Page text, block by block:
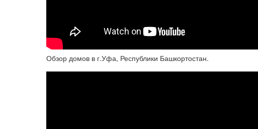
Обзор домов в г.Уфа, Республики Башкортостан.